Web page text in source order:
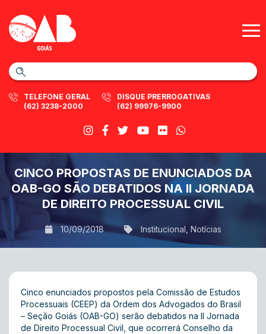
TELEFONE GERAL
(62) 3238-2000
DISQUE PRERROGATIVAS
(62) 99976-9900
CINCO PROPOSTAS DE ENUNCIADOS DA
OAB-GO SÃO DEBATIDOS NA II JORNADA
DE DIREITO PROCESSUAL CIVIL
10/09/2018 Institucional Notícias
Cinco enunciados propostos pela Comissão de Estudos
Processuais (CEEP) da Ordem dos Advogados do Brasil
– Seção Goiás (OAB-GO) serão debatidos na II Jornada
de Direito Processual Civil, que ocorrerá Conselho da